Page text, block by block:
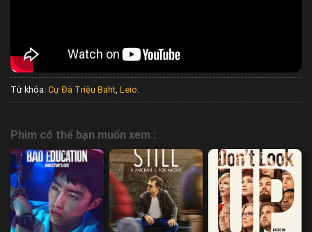
Từ khóa: Cự Đà Triệu Baht Leio
Phim có thể bạn muốn xem :